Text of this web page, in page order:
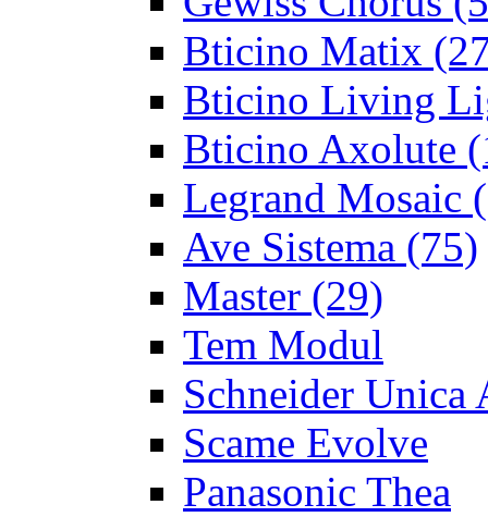
Bticino Matix
Bticino Living
Bticino Axolute
Legrand Mosaic
Ave Sistema (75)
Master (29)
Tem Modul
Schneider Unica
Scame Evolve
Panasonic Thea